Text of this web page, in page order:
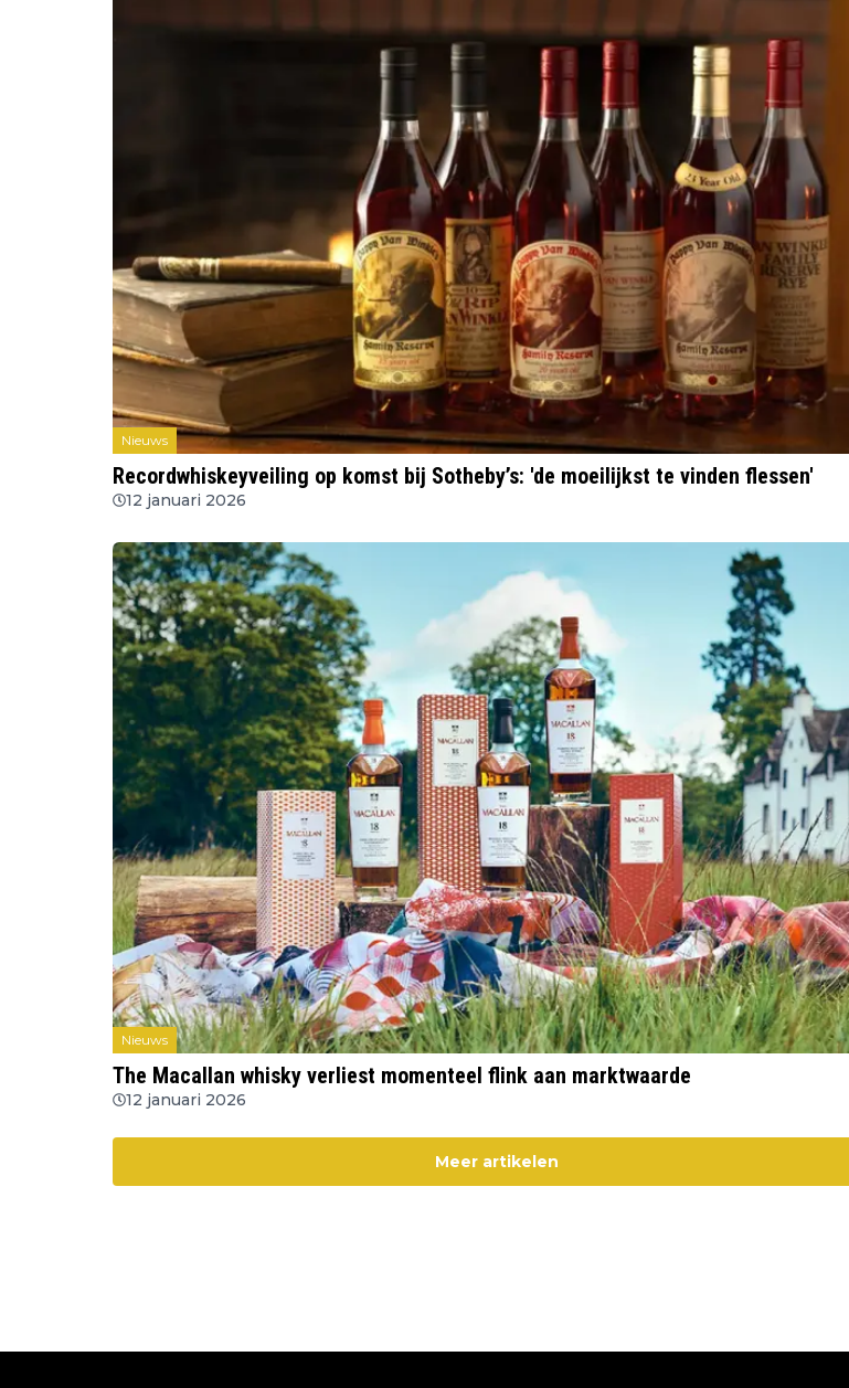
Nieuws
Recordwhiskeyveiling op komst bij Sotheby’s: 'de moeilijkst te vinden flessen'
12 januari 2026
Nieuws
The Macallan whisky verliest momenteel flink aan marktwaarde
12 januari 2026
Meer artikelen